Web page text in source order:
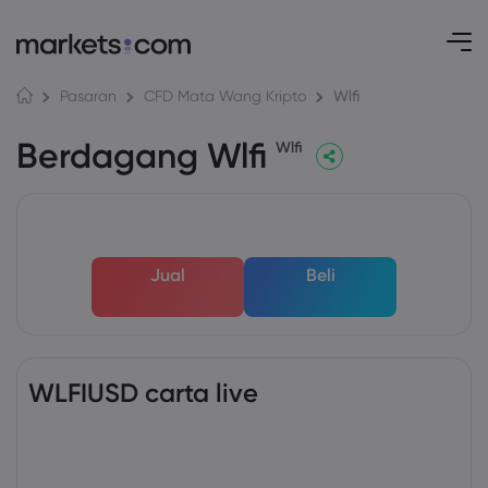
Pasaran CFD Mata Wang Kripto Wlfi
Berdagang Wlfi Wlfi
Jual Beli
WLFIUSD carta live